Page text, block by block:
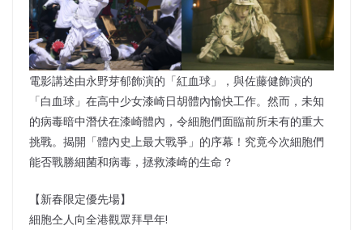
電影講述由永野芽郁飾演的「紅血球」，與佐藤健飾演的
「白血球」在高中少女漆崎日胡體內愉快工作。然而，未知
的病毒暗中潛伏在漆崎體內，令細胞們面臨前所未有的重大
挑戰。揭開「體內史上最大戰爭」的序幕！究竟今次細胞們
能否戰勝細菌和病毒，拯救漆崎的生命？
【新春限定優先場】
細胞仝人向全港觀眾拜早年!